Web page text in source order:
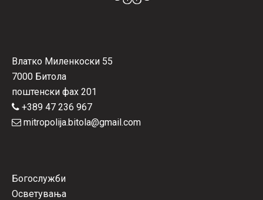
Влатко Миленкоски 55
7000 Битола
поштенски фах 201
+389 47 236 967
mitropolija.bitola@gmail.com
Богослужби
Осветувања